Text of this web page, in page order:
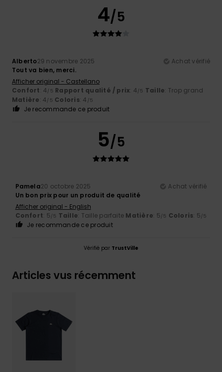
4/5
Alberto29 novembre 2025
Achat vérifié
Tout va bien, merci.
Afficher original - Castellano
Confort: 4/5 Rapport qualité / prix: 4/5 Taille: Trop grand
Matière: 4/5 Coloris: 4 /5
Je recommande ce produit
5/5
Pamela20 octobre 2025
Achat vérifié
Un bon prix pour un produit de qualité
Afficher original - English
Confort: 5/5 Taille: Taille parfaite Matière: 5/5 Coloris: 5/5
Je recommande ce produit
Vérifié par TrustVille
Articles vus récemment